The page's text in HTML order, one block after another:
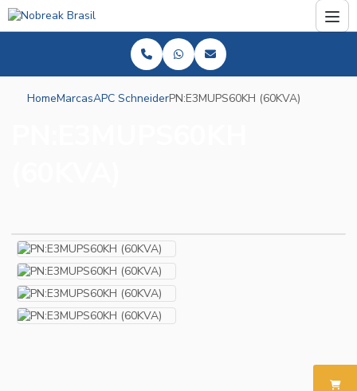
HomeMarcasAPC SchneiderPN:E3MUPS60KH (60KVA)